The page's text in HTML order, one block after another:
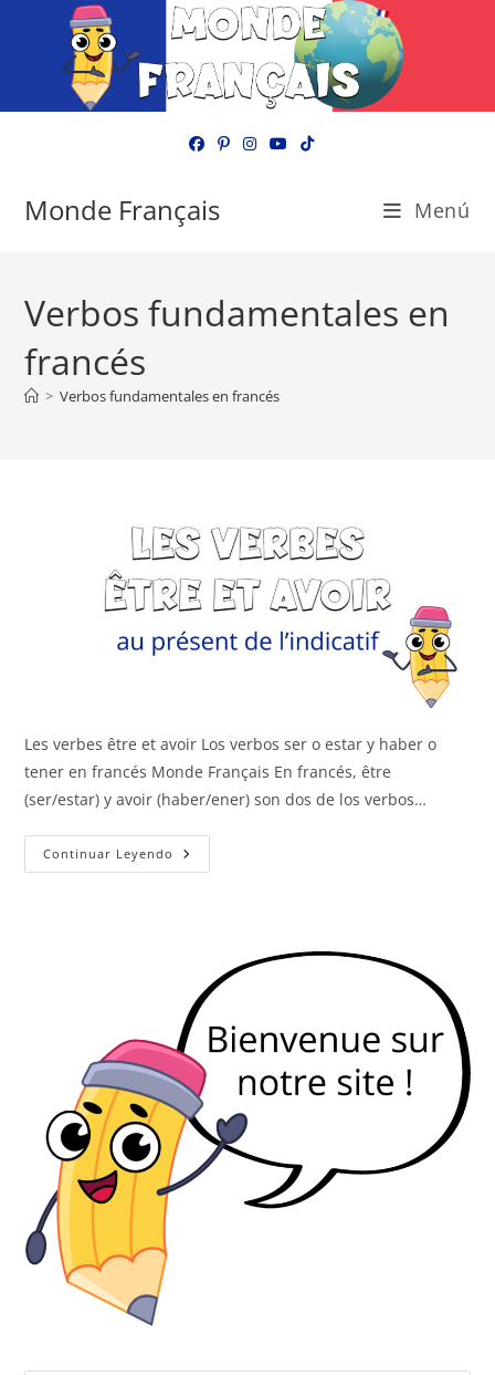
Monde Français Menú
Verbos fundamentales en
francés
> Verbos fundamentales en francés
Les verbes être et avoir Los verbos ser o estar y haber o
tener en francés Monde Français En francés, être
(ser/estar) y avoir (haber/ener) son dos de los verbos…
Continuar Leyendo Être
Y